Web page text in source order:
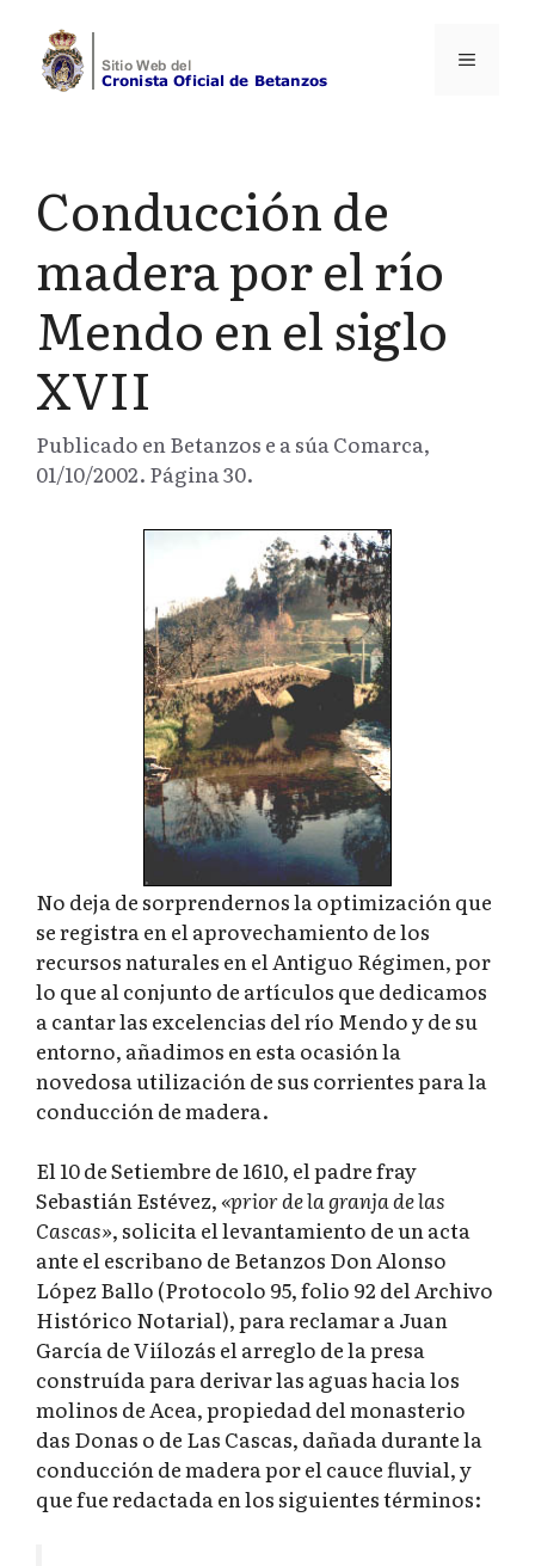
contenido
Menú
Conducción de
madera por el río
Mendo en el siglo
XVII
Publicado en Betanzos e a súa Comarca,
01/10/2002. Página 30.
No deja de sorprendernos la optimización que
se registra en el aprovechamiento de los
recursos naturales en el Antiguo Régimen, por
lo que al conjunto de artículos que dedicamos
a cantar las excelencias del río Mendo y de su
entorno, añadimos en esta ocasión la
novedosa utilización de sus corrientes para la
conducción de madera.
El 10 de Setiembre de 1610, el padre fray
Sebastián Estévez,«prior de la granja de las
Cascas», solicita el levantamiento de un acta
ante el escribano de Betanzos Don Alonso
López Ballo (Protocolo 95, folio 92 del Archivo
Histórico Notarial), para reclamar a Juan
García de Viílozás el arreglo de la presa
construída para derivar las aguas hacia los
molinos de Acea, propiedad del monasterio
das Donas o de Las Cascas, dañada durante la
conducción de madera por el cauce fluvial, y
que fue redactada en los siguientes términos: